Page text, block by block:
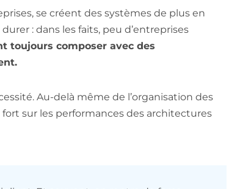
se créent des systèmes de plus en
: dans les faits, peu d’entreprises
toujours composer avec des
Au-delà même de l’organisation des
sur les performances des architectures